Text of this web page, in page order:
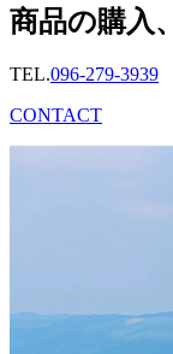
商品の購入
TEL.096-279-3939
CONTACT